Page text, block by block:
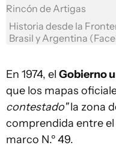
Rincón de Artigas
Historia desde la
Brasil y Argentina
En 1974, el Gobierno
que los mapas
contestado"la zona
comprendida entre el
marco N.º 49.